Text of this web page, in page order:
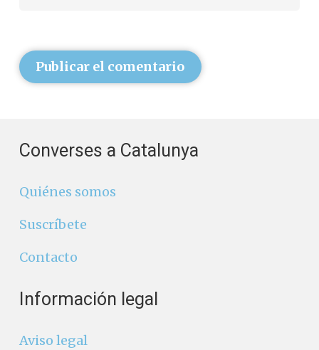
Publicar el comentario
Converses a Catalunya
Quiénes somos
Suscríbete
Contacto
Información legal
Aviso legal